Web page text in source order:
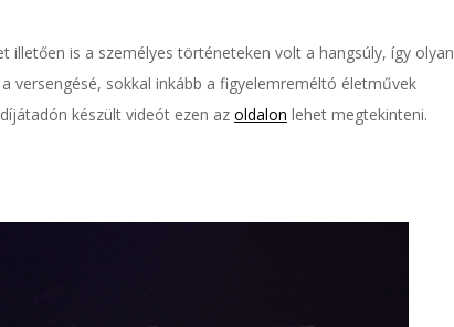
illetően is a személyes történeteken volt a hangsúly, így olyan
versengésé, sokkal inkább a figyelemreméltó életművek
készült videót ezen az oldalon lehet megtekinteni.